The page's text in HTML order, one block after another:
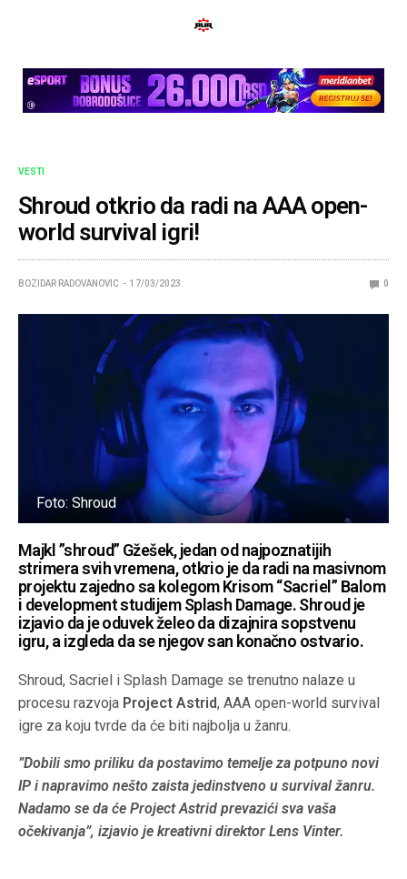
VESTI
Shroud otkrio da radi na AAA open-
world survival igri!
BOZIDAR RADOVANOVIC 17/03/2023 0
Foto: Shroud
Majkl ”shroud” Gžešek, jedan od najpoznatijih
strimera svih vremena, otkrio je da radi na masivnom
projektu zajedno sa kolegom Krisom “Sacriel” Balom
i development studijem Splash Damage. Shroud je
izjavio da je oduvek želeo da dizajnira sopstvenu
igru, a izgleda da se njegov san konačno ostvario.
Shroud, Sacriel i Splash Damage se trenutno nalaze u
procesu razvoja Project Astrid, AAA open-world survival
igre za koju tvrde da će biti najbolja u žanru.
”Dobili smo priliku da postavimo temelje za potpuno novi
IP i napravimo nešto zaista jedinstveno u survival žanru.
Nadamo se da će Project Astrid prevazići sva vaša
očekivanja”, izjavio je kreativni direktor Lens Vinter.